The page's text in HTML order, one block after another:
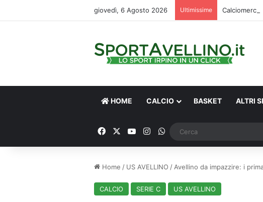
giovedì, 6 Agosto 2026 Ultimissime
HOME CALCIO BASKET ALTRI
FacebookYou TubeInstagram
WhatsApp
Home / US AVELLINO / Avellino da impazzire: i
CALCIO SERIE C US AVELLINO